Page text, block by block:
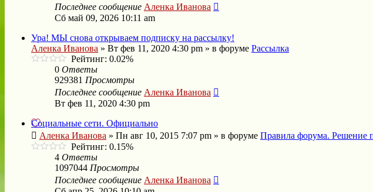
Последнее сообщение Аленка Иванова
Сб май 09, 2026 10:11 am
Ура! МЫ снова открываем подписку на рассылку!
Аленка Иванова » Вт фев 11, 2020 4:30 pm » в форуме Рассылка
Рейтинг: 0.02%
0 Ответы
929381 Просмотры
Последнее сообщение Аленка Иванова
Вт фев 11, 2020 4:30 pm
Социальные сети. Официально
Аленка Иванова » Пн авг 10, 2015 7:07 pm » в форуме Правила форума. Решение
Рейтинг: 0.15%
4 Ответы
1097044 Просмотры
Последнее сообщение Аленка Иванова